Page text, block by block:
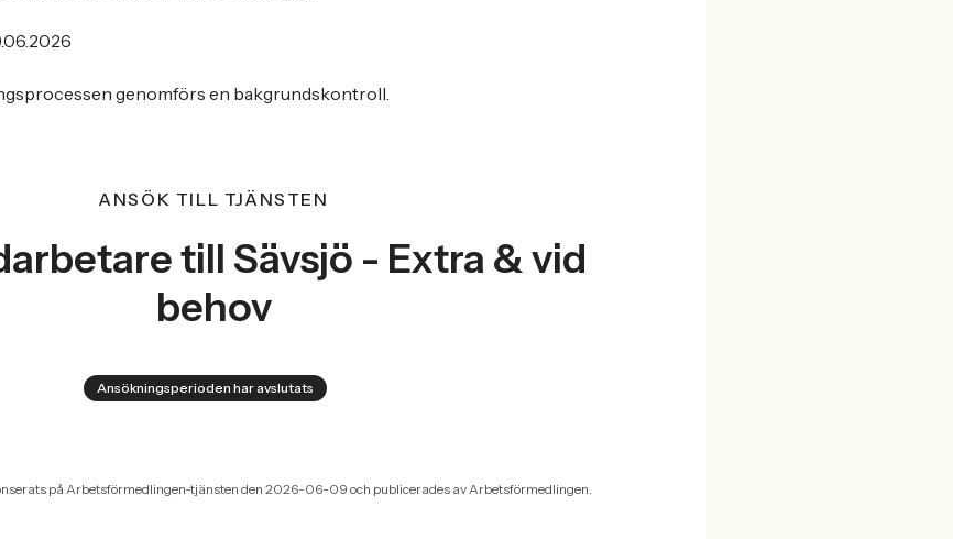
genomförs en bakgrundskontroll.
ANSÖK TILL TJÄNSTEN
till Sävsjö - Extra & vid
behov
Ansökningsperioden har avslutats
på Arbetsförmedlingen-tjänsten den 2026-06-09 och publicerades av Arbetsförmedlingen.